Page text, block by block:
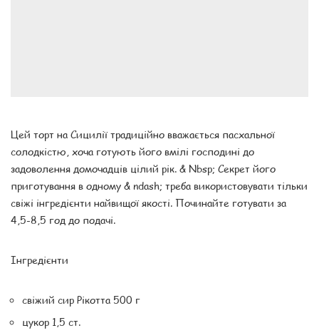
Цей торт на Сицилії традиційно вважається пасхальної
солодкістю, хоча готують його вмілі господині до
задоволення домочадців цілий рік. & Nbsp; Секрет його
приготування в одному & ndash; треба використовувати тільки
свіжі інгредієнти найвищої якості. Починайте готувати за
4,5-8,5 год до подачі.
Інгредієнти
свіжий сир Рікотта 500 г
цукор 1,5 ст.